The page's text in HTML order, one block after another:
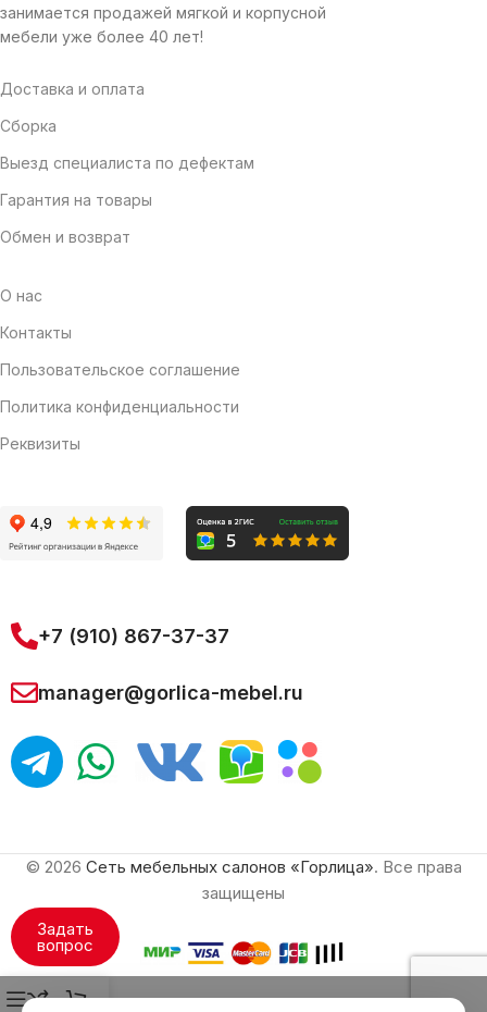
занимается продажей мягкой и корпусной
мебели уже более 40 лет!
Доставка и оплата
Сборка
Выезд специалиста по дефектам
Гарантия на товары
Обмен и возврат
О нас
Контакты
Пользовательское соглашение
Политика конфиденциальности
Реквизиты
+7 (910) 867-37-37
manager@gorlica-mebel.ru
Задать
вопрос
© 2026 Сеть мебельных салонов «Горлица». Все права
защищены